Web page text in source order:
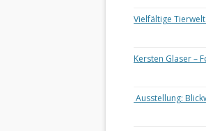
Vielfältige
Kersten Glaser –
Ausstellung: